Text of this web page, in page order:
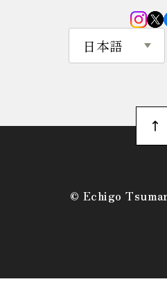
©︎ Echigo